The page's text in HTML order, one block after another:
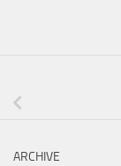
ARCHIVE